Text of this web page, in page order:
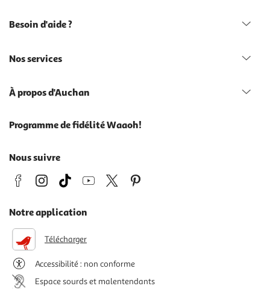
Besoin d'aide ?
Nos services
À propos d'Auchan
Programme de fidélité Waaoh!
Nous suivre
Notre application
Télécharger
Accessibilité : non conforme
Espace sourds et malentendants